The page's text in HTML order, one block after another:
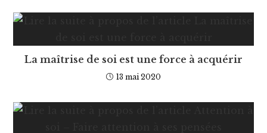
La maîtrise de soi est une force à acquérir
13 mai 2020